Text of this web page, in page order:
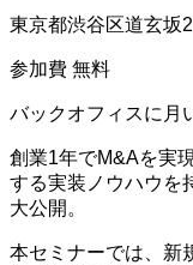
東京都渋谷区道玄坂
参加費 無料
バックオフィスに月
創業1年でM&Aを実
する実装ノウハウを
大公開。
本セミナーでは、新